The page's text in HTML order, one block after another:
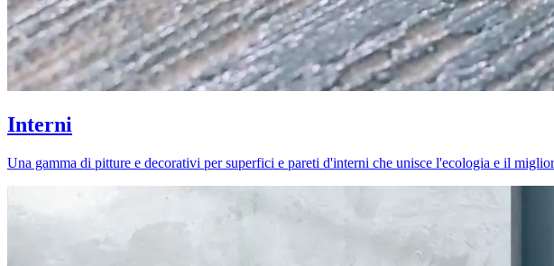
Interni
Una gamma di pitture e decorativi per superfici e pareti d'interni che unisce l'ecologia e il